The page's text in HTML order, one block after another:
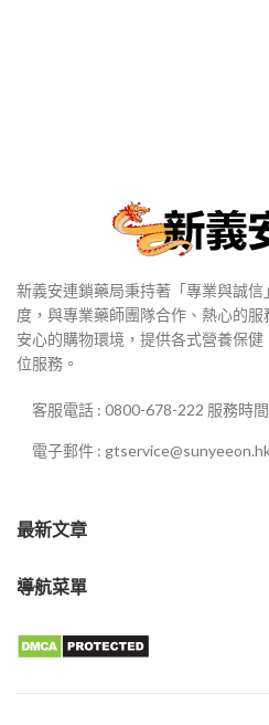
新義安連鎖藥局秉持著「專業與誠
度，與專業藥師團隊合作、熱心的
安心的購物環境，提供各式營養保
位服務。
客服電話 : 0800-678-222 服務時
電子郵件 :
最新文章
導航菜單